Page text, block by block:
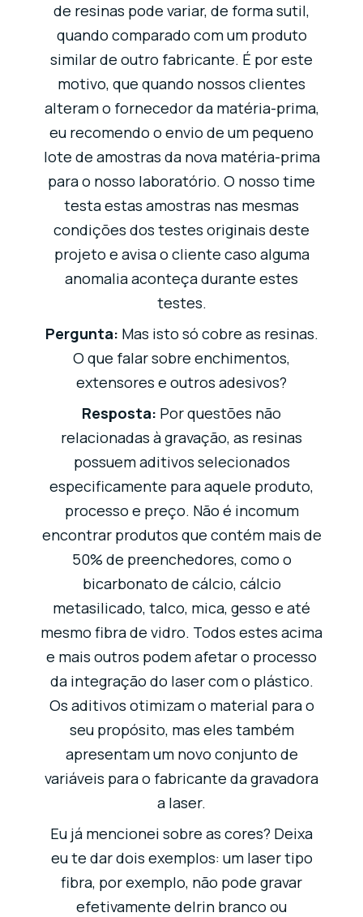
de resinas pode variar, de forma sutil,
quando comparado com um produto
similar de outro fabricante. É por este
motivo, que quando nossos clientes
alteram o fornecedor da matéria-prima,
eu recomendo o envio de um pequeno
lote de amostras da nova matéria-prima
para o nosso laboratório. O nosso time
testa estas amostras nas mesmas
condições dos testes originais deste
projeto e avisa o cliente caso alguma
anomalia aconteça durante estes
testes.
Pergunta: Mas isto só cobre as resinas.
O que falar sobre enchimentos,
extensores e outros adesivos?
Resposta: Por questões não
relacionadas à gravação, as resinas
possuem aditivos selecionados
especificamente para aquele produto,
processo e preço. Não é incomum
encontrar produtos que contém mais de
50% de preenchedores, como o
bicarbonato de cálcio, cálcio
metasilicado, talco, mica, gesso e até
mesmo fibra de vidro. Todos estes acima
e mais outros podem afetar o processo
da integração do laser com o plástico.
Os aditivos otimizam o material para o
seu propósito, mas eles também
apresentam um novo conjunto de
variáveis para o fabricante da gravadora
a laser.
Eu já mencionei sobre as cores? Deixa
eu te dar dois exemplos: um laser tipo
fibra, por exemplo, não pode gravar
efetivamente delrin branco ou